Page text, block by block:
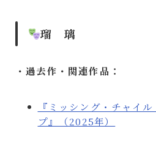
瑠 璃
・過去作・関連作品：
『ミッシング・チャイ
プ』（2025年）